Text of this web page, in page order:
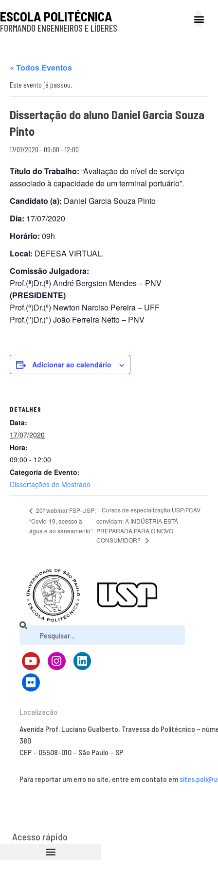
ESCOLA POLITÉCNICA
FORMANDO ENGENHEIROS E LÍDERES
« Todos Eventos
Este evento já passou.
Dissertação do aluno Daniel Garcia Souza
Pinto
17/07/2020 - 09:00 -12:00
Título do Trabalho: “Avaliação do nível de serviço
associado à capacidade de um terminal portuário”.
Candidato (a): Daniel Garcia Souza Pinto
Dia: 17/07/2020
Horário: 09h
Local: DEFESA VIRTUAL.
Comissão Julgadora:
Prof.(ª)Dr.(ª) André Bergsten Mendes – PNV
(PRESIDENTE)
Prof.(ª)Dr.(ª) Newton Narciso Pereira – UFF
Prof.(ª)Dr.(ª) João Ferreira Netto – PNV
Adicionar ao calendário
DETALHES
Data:
17/07/2020
Hora:
09:00 - 12:00
Categoria de Evento:
Dissertações de Mestrado
20º webinar FSP-USP:
“Covid-19, acesso à
água e ao saneamento”
Cursos de especialização USP/FCAV
convidam: A INDÚSTRIA ESTÁ
PREPARADA PARA O NOVO
CONSUMIDOR?
Localização
Avenida Prof. Luciano Gualberto, Travessa do Politécnico –
380
CEP – 05508-010 – São Paulo – SP
Para reportar um erro no site, entre em contato em
Acesso rápido